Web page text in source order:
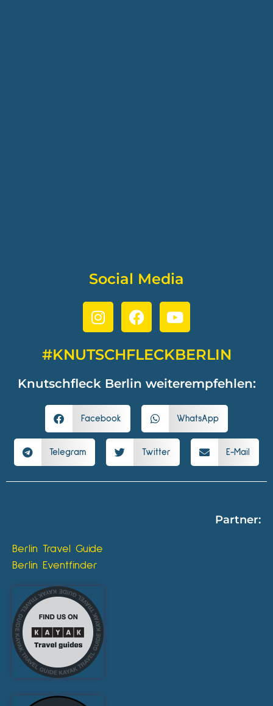
Social Media
#KNUTSCHFLECKBERLIN
Knutschfleck Berlin weiterempfehlen:
Facebook WhatsApp
Telegram Twitter E-Mail
Partner:
Berlin Travel Guide
Berlin Eventfinder